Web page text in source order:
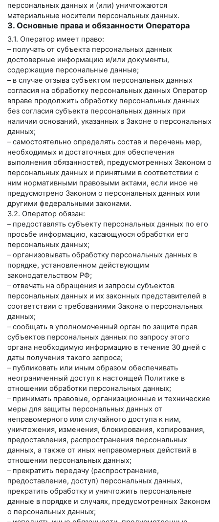
персональных данных и (или) уничтожаются
материальные носители персональных данных.
3. Основные права и обязанности Оператора
3.1. Оператор имеет право:
– получать от субъекта персональных данных
достоверные информацию и/или документы,
содержащие персональные данные;
– в случае отзыва субъектом персональных данных
согласия на обработку персональных данных Оператор
вправе продолжить обработку персональных данных
без согласия субъекта персональных данных при
наличии оснований, указанных в Законе о персональных
данных;
– самостоятельно определять состав и перечень мер,
необходимых и достаточных для обеспечения
выполнения обязанностей, предусмотренных Законом о
персональных данных и принятыми в соответствии с
ним нормативными правовыми актами, если иное не
предусмотрено Законом о персональных данных или
другими федеральными законами.
3.2. Оператор обязан:
– предоставлять субъекту персональных данных по его
просьбе информацию, касающуюся обработки его
персональных данных;
– организовывать обработку персональных данных в
порядке, установленном действующим
законодательством РФ;
– отвечать на обращения и запросы субъектов
персональных данных и их законных представителей в
соответствии с требованиями Закона о персональных
данных;
– сообщать в уполномоченный орган по защите прав
субъектов персональных данных по запросу этого
органа необходимую информацию в течение 30 дней с
даты получения такого запроса;
– публиковать или иным образом обеспечивать
неограниченный доступ к настоящей Политике в
отношении обработки персональных данных;
– принимать правовые, организационные и технические
меры для защиты персональных данных от
неправомерного или случайного доступа к ним,
уничтожения, изменения, блокирования, копирования,
предоставления, распространения персональных
данных, а также от иных неправомерных действий в
отношении персональных данных;
– прекратить передачу (распространение,
предоставление, доступ) персональных данных,
прекратить обработку и уничтожить персональные
данные в порядке и случаях, предусмотренных Законом
о персональных данных;